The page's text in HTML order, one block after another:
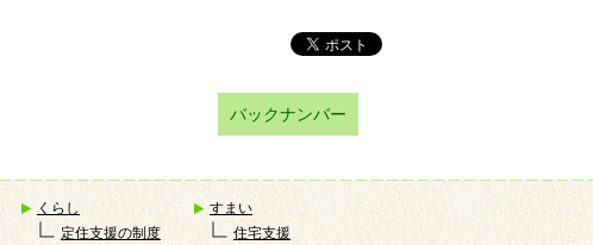
バックナンバー
くらし
定住支援の制度
すまい
住宅支援